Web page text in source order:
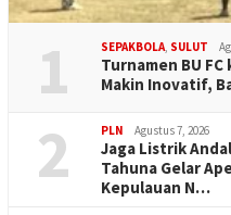
1 SEPAKBOLA SULUT
Turnamen BU
Makin Inovatif,
2 PLN Agustus 7, 2026
Jaga Listrik
Tahuna Gelar
Kepulauan N…